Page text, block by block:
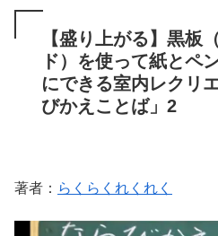
【盛り上がる】黒板
ド）を使って紙とペ
にできる室内レクリ
びかえことば」2
著者： らくらくれくれく